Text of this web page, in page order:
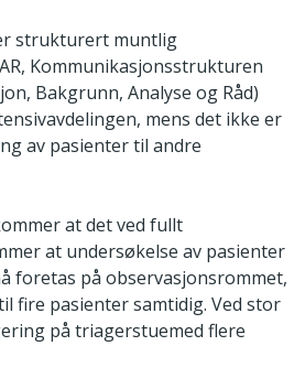
strukturert muntlig
Kommunikasjonsstrukturen
Bakgrunn, Analyse og Råd)
mens det ikke er
av pasienter til andre
at det ved fullt
at undersøkelse av pasienter
foretas på observasjonsrommet,
fire pasienter samtidig. Ved stor
på triagerstuemed flere